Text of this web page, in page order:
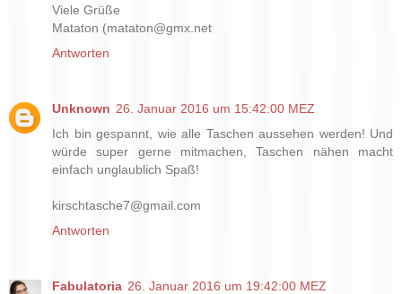
Viele Grüße
Mataton (mataton@gmx.net
Antworten
Unknown 26. Januar 2016 um 15:42:00 MEZ
Ich bin gespannt, wie alle Taschen aussehen werden! Und
würde super gerne mitmachen, Taschen nähen macht
einfach unglaublich Spaß!
kirschtasche7@gmail.com
Antworten
Fabulatoria 26. Januar 2016 um 19:42:00 MEZ